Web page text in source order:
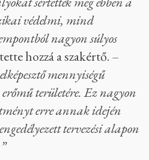
Andrej Sevtcsik az orosz
2022. május 1-jén –